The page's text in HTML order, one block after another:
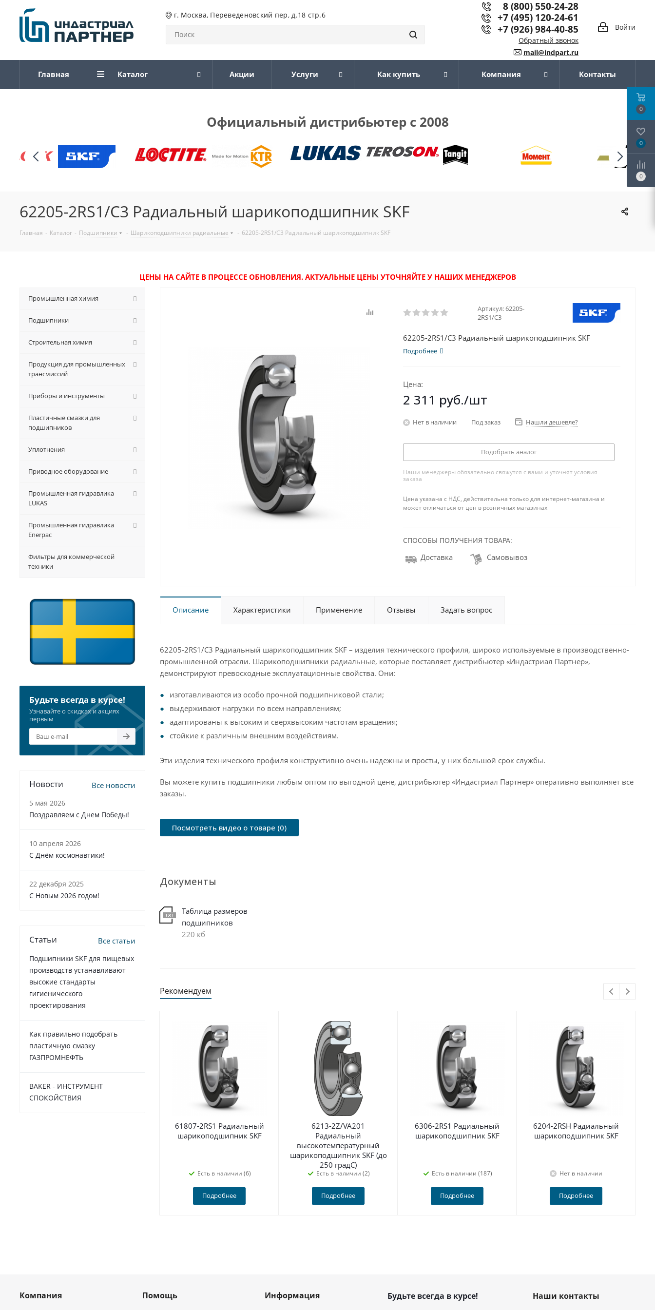
г. Москва, Переведеновский пер, д.18 стр.6
Войти
8 (800) 550-24-28
+7 (495) 120-24-61
+7 (926) 984-40-85
Обратный звонок
mail@indpart.ru
Главная Каталог Акции Услуги Как купить Компания Контакты
Официальный дистрибьютер с 2008
62205-2RS1/C3 Радиальный шарикоподшипник SKF
Главная - Каталог - Подшипники - Шарикоподшипники радиальные - 62205-2RS1/C3 Радиальный шарикоподшипник SKF
ЦЕНЫ НА САЙТЕ В ПРОЦЕССЕ ОБНОВЛЕНИЯ. АКТУАЛЬНЫЕ ЦЕНЫ УТОЧНЯЙТЕ У НАШИХ МЕНЕДЖЕРОВ
Артикул:62205-
2RS1/C3
62205-2RS1/C3 Радиальный шарикоподшипник SKF
Подробнее
Цена:
2 311 руб./шт
Нет в наличии Под заказ Нашли дешевле?
Подобрать аналог
Наши менеджеры обязательно свяжутся с вами и уточнят условия
заказа
Цена указана с НДС, действительна только для интернет-магазина и
может отличаться от цен в розничных магазинах
СПОСОБЫ ПОЛУЧЕНИЯ ТОВАРА:
Доставка Самовывоз
Описание Характеристики Применение Отзывы Задать вопрос
62205-2RS1/C3 Радиальный шарикоподшипник SKF – изделия технического профиля, широко используемые в производственно-
промышленной отрасли. Шарикоподшипники радиальные, которые поставляет дистрибьютер «Индастриал Партнер»,
демонстрируют превосходные эксплуатационные свойства. Они:
изготавливаются из особо прочной подшипниковой стали;
выдерживают нагрузки по всем направлениям;
адаптированы к высоким и сверхвысоким частотам вращения;
стойкие к различным внешним воздействиям.
Эти изделия технического профиля конструктивно очень надежны и просты, у них большой срок службы.
Вы можете купить подшипники любым оптом по выгодной цене, дистрибьютер «Индастриал Партнер» оперативно выполняет все
заказы.
Посмотреть видео о товаре (0)
Документы
Таблица размеров
подшипников
220 кб
Рекомендуем
61807-2RS1 Радиальный
шарикоподшипник SKF
Есть в наличии (6)
Подробнее
6213-2Z/VA201
Радиальный
высокотемпературный
шарикоподшипник SKF (до
250 градС)
Есть в наличии (2)
Подробнее
6306-2RS1 Радиальный
шарикоподшипник SKF
Есть в наличии (187)
Подробнее
6204-2RSH Радиальный
шарикоподшипник SKF
Нет в наличии
Подробнее
Промышленная химия
Подшипники
Строительная химия
Продукция для промышленных
трансмиссий
Приборы и инструменты
Пластичные смазки для
подшипников
Уплотнения
Приводное оборудование
Промышленная гидравлика
LUKAS
Промышленная гидравлика
Enerpac
Фильтры для коммерческой
техники
Будьте всегда в курсе!
Узнавайте о скидках и акциях
первым
Новости Все новости
5 мая 2026
Поздравляем с Днем Победы!
10 апреля 2026
С Днём космонавтики!
22 декабря 2025
C Новым 2026 годом!
Статьи Все статьи
Подшипники SKF для пищевых
производств устанавливают
высокие стандарты
гигиенического
проектирования
Как правильно подобрать
пластичную смазку
ГАЗПРОМНЕФТЬ
BAKER - ИНСТРУМЕНТ
СПОКОЙСТВИЯ
Компания Помощь Информация Будьте всегда в курсе! Наши контакты
0
0
0